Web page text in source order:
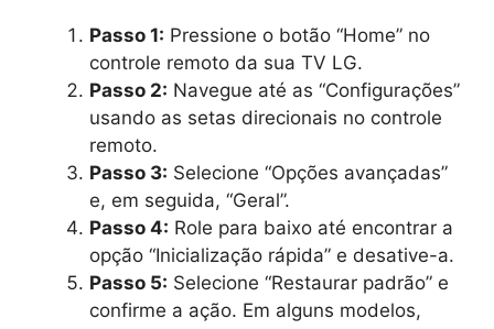
Passo 1: Pressione o botão “Home” no
controle remoto da sua TV LG.
Passo 2: Navegue até as “Configurações”
usando as setas direcionais no controle
remoto.
Passo 3: Selecione “Opções avançadas”
e, em seguida, “Geral”.
Passo 4: Role para baixo até encontrar a
opção “Inicialização rápida” e desative-a.
Passo 5: Selecione “Restaurar padrão” e
confirme a ação. Em alguns modelos,